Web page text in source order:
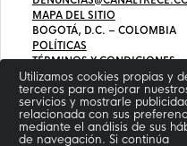
Utilizamos cookies propias y
terceros para mejorar
servicios y mostrarle
relacionada con sus
mediante el análisis de sus
de navegación. Si continúa
MAPA DEL SITIO
BOGOTÁ, D.C. – COLOMBIA
POLÍTICAS
TÉRMINOS Y CONDICIONES